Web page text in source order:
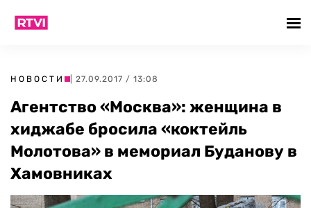
НОВОСТИ | 27.09.2017 / 13:08
Агентство «Москва»: женщина в
хиджабе бросила «коктейль
Молотова» в мемориал Буданову в
Хамовниках